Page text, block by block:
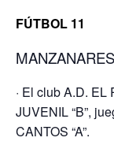
FÚTBOL 11
· El club A.D.
JUVENIL “B”,
CANTOS “A”.